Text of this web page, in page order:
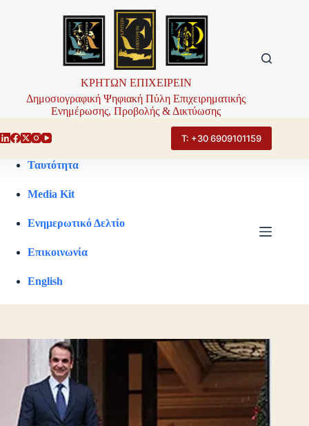
ΚΡΗΤΩΝ ΕΠΙΧΕΙΡΕΙΝ
Δημοσιογραφική Ψηφιακή Πύλη Επιχειρηματικής
Ενημέρωσης, Προβολής & Δικτύωσης
Τ: +30 6909101159
Ταυτότητα
Media Kit
Ενημερωτικό Δελτίο
Επικοινωνία
English